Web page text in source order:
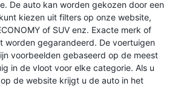
De auto kan worden gekozen door een
kiezen uit filters op onze website,
of SUV enz. Exacte merk of
worden gegarandeerd. De voertuigen
voorbeelden gebaseerd op de meest
in de vloot voor elke categorie. Als u
de website krijgt u de auto in het